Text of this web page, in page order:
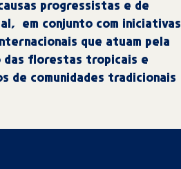
progressistas e de
em conjunto com iniciativas
que atuam pela
das florestas tropicais e
de comunidades tradicionais